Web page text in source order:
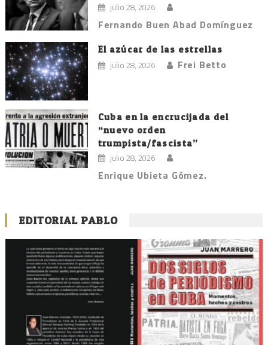
julio 28, 2026
Fernando Buen Abad Domínguez
El azúcar de las estrellas
julio 28, 2026 Frei Betto
Cuba en la encrucijada del
“nuevo orden
trumpista/fascista”
julio 28, 2026
Enrique Ubieta Gómez.
EDITORIAL PABLO